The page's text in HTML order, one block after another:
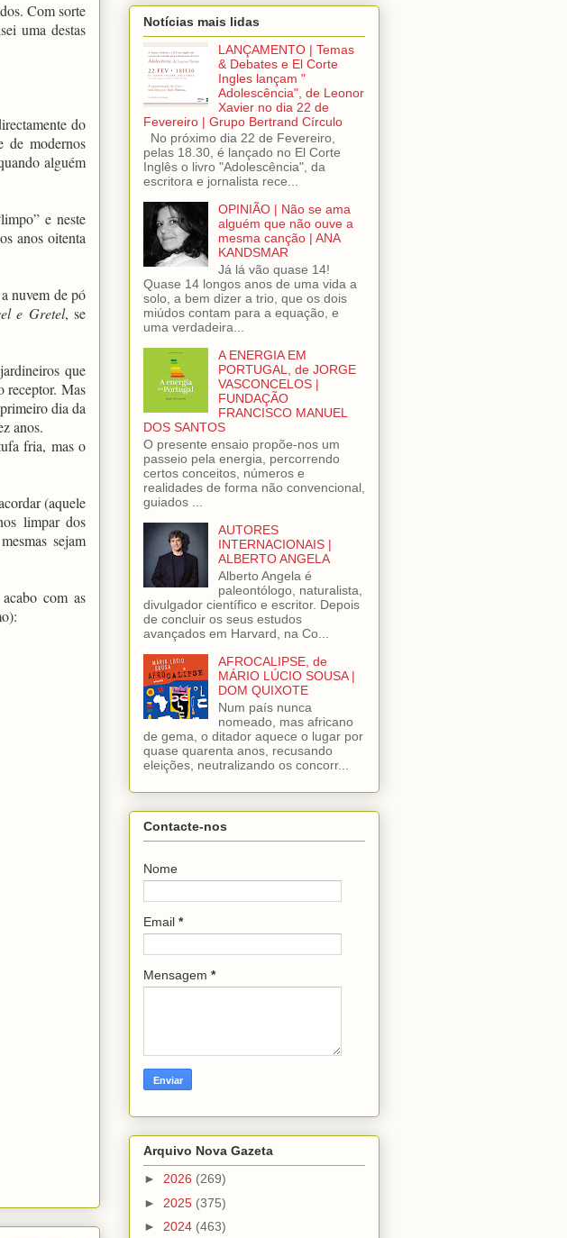
Com sorte
uma destas
do
de modernos
alguém
e neste
anos oitenta
nuvem de pó
e Gretel, se
que
receptor. Mas
dia da
anos.
fria, mas o
(aquele
limpar dos
sejam
com as
Notícias mais lidas
LANÇAMENTO | Temas
& Debates e El Corte
Ingles lançam "
Adolescência", de Leonor
Xavier no dia 22 de
Fevereiro | Grupo Bertrand Círculo
No próximo dia 22 de Fevereiro,
pelas 18.30, é lançado no El Corte
Inglês o livro "Adolescência", da
escritora e jornalista rece...
OPINIÃO | Não se ama
alguém que não ouve a
mesma canção | ANA
KANDSMAR
Já lá vão quase 14!
Quase 14 longos anos de uma vida a
solo, a bem dizer a trio, que os dois
miúdos contam para a equação, e
uma verdadeira...
A ENERGIA EM
PORTUGAL, de JORGE
VASCONCELOS |
FUNDAÇÃO
FRANCISCO MANUEL
DOS SANTOS
O presente ensaio propõe-nos um
passeio pela energia, percorrendo
certos conceitos, números e
realidades de forma não convencional,
guiados ...
AUTORES
INTERNACIONAIS |
ALBERTO ANGELA
Alberto Angela é
paleontólogo, naturalista,
divulgador científico e escritor. Depois
de concluir os seus estudos
avançados em Harvard, na Co...
AFROCALIPSE, de
MÁRIO LÚCIO SOUSA |
DOM QUIXOTE
Num país nunca
nomeado, mas africano
de gema, o ditador aquece o lugar por
quase quarenta anos, recusando
eleições, neutralizando os concorr...
Contacte-nos
Nome
Email *
Mensagem *
Arquivo Nova Gazeta
► 2026 (269)
► 2025 (375)
► 2024 (463)